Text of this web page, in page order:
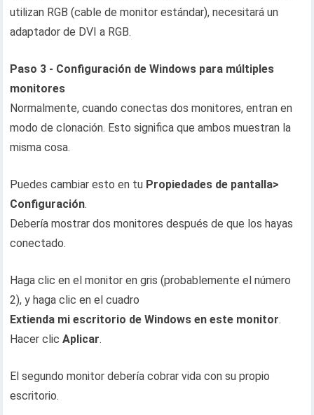
utilizan RGB (cable de monitor estándar), necesitará un
adaptador de DVI a RGB.
Paso 3 - Configuración de Windows para múltiples
monitores
Normalmente, cuando conectas dos monitores, entran en
modo de clonación. Esto significa que ambos muestran la
misma cosa.
Puedes cambiar esto en tu Propiedades de pantalla>
Configuración.
Debería mostrar dos monitores después de que los hayas
conectado.
Haga clic en el monitor en gris (probablemente el número
2), y haga clic en el cuadro
Extienda mi escritorio de Windows en este monitor.
Hacer clicAplicar.
El segundo monitor debería cobrar vida con su propio
escritorio.